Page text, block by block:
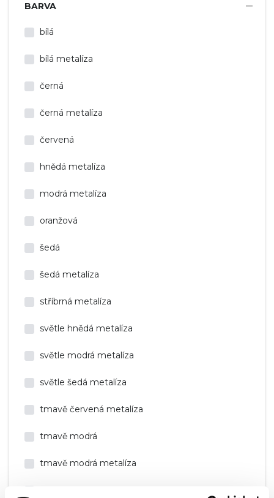
BARVA
bílá
bílá metalíza
černá
černá metalíza
červená
hnědá metalíza
modrá metalíza
oranžová
šedá
šedá metalíza
stříbrná metalíza
světle hnědá metalíza
světle modrá metalíza
světle šedá metalíza
tmavě červená metalíza
tmavě modrá
tmavě modrá metalíza